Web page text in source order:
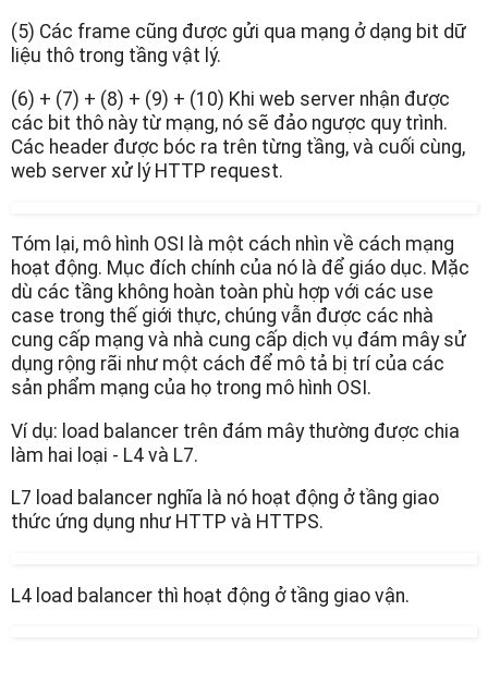
(5) Các frame cũng được gửi qua mạng ở dạng bit dữ
liệu thô trong tầng vật lý.
(6) + (7) + (8) + (9) + (10) Khi web server nhận được
các bit thô này từ mạng, nó sẽ đảo ngược quy trình.
Các header được bóc ra trên từng tầng, và cuối cùng,
web server xử lý HTTP request.
Tóm lại, mô hình OSI là một cách nhìn về cách mạng
hoạt động. Mục đích chính của nó là để giáo dục. Mặc
dù các tầng không hoàn toàn phù hợp với các use
case trong thế giới thực, chúng vẫn được các nhà
cung cấp mạng và nhà cung cấp dịch vụ đám mây sử
dụng rộng rãi như một cách để mô tả bị trí của các
sản phẩm mạng của họ trong mô hình OSI.
Ví dụ: load balancer trên đám mây thường được chia
làm hai loại - L4 và L7.
L7 load balancer nghĩa là nó hoạt động ở tầng giao
thức ứng dụng như HTTP và HTTPS.
L4 load balancer thì hoạt động ở tầng giao vận.